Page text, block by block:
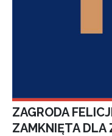
ZAGRODA
ZAMKNIĘTA DLA